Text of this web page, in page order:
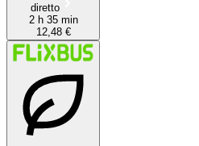
diretto
2 h 35 min
12,48 €